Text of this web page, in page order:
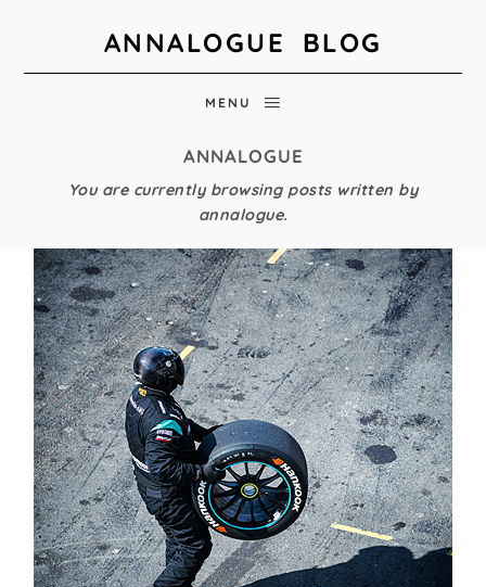
ANNALOGUE BLOG
MENU
ANNALOGUE
You are currently browsing posts written by
annalogue.